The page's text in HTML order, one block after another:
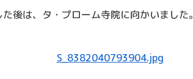
後は、タ・プローム寺院に向かいました。